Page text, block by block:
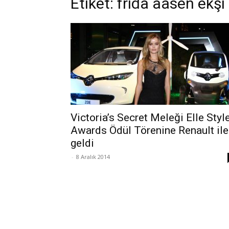
Victoria’s Secret Meleği Elle
Awards Ödül Törenine Renault ile
geldi
- 8 Aralık 2014